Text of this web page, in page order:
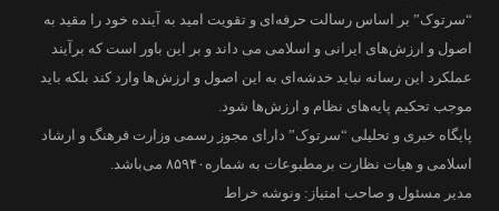
“سرتوک” بر اساس رسالت حرفه‌ای و تقویت امید به آینده خود را مقید به
اصول و ارزش‌های ایرانی و اسلامی می داند و بر این باور است که برآیند
عملکرد این رسانه نباید خدشه‌ای به این اصول و ارزش‌ها وارد کند بلکه باید
موجب تحکیم پایه‌های نظام و ارزش‌ها شود.
پایگاه خبری و تحلیلی “سرتوک” دارای مجوز رسمی وزارت فرهنگ و ارشاد
اسلامی و هیات نظارت برمطبوعات به شماره۸۵۹۴۰ می‌باشد.
مدیر مسئول و صاحب امتیاز: ونوشه خراط